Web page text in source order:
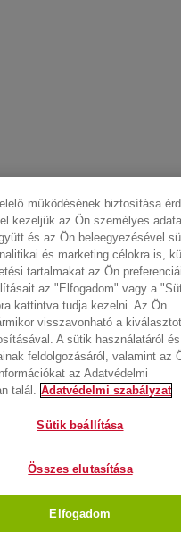
működésének biztosítása
kezeljük az Ön személyes
és az Ön beleegyezésével
és marketing célokra is,
tartalmakat az Ön
az "Elfogadom" vagy a
kattintva tudja kezelni. Az Ön
visszavonható a
A sütik használatáról
feldolgozásáról, valamint az
az Adatvédelmi
talál. Adatvédelmi szabályzat
Sütik beállítása
Összes elutasítása
Elfogadom